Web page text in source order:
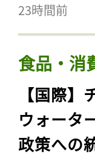
23時間前
食品・消
【国際
ウォータ
政策への